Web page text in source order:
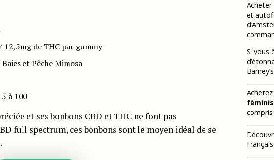
12,5mg de THC par gummy
et Pêche Mimosa
à 100
et ses bonbons CBD et THC ne font pas
full spectrum, ces bonbons sont le moyen idéal de se
Acheter
et
Si vous
compris
Français